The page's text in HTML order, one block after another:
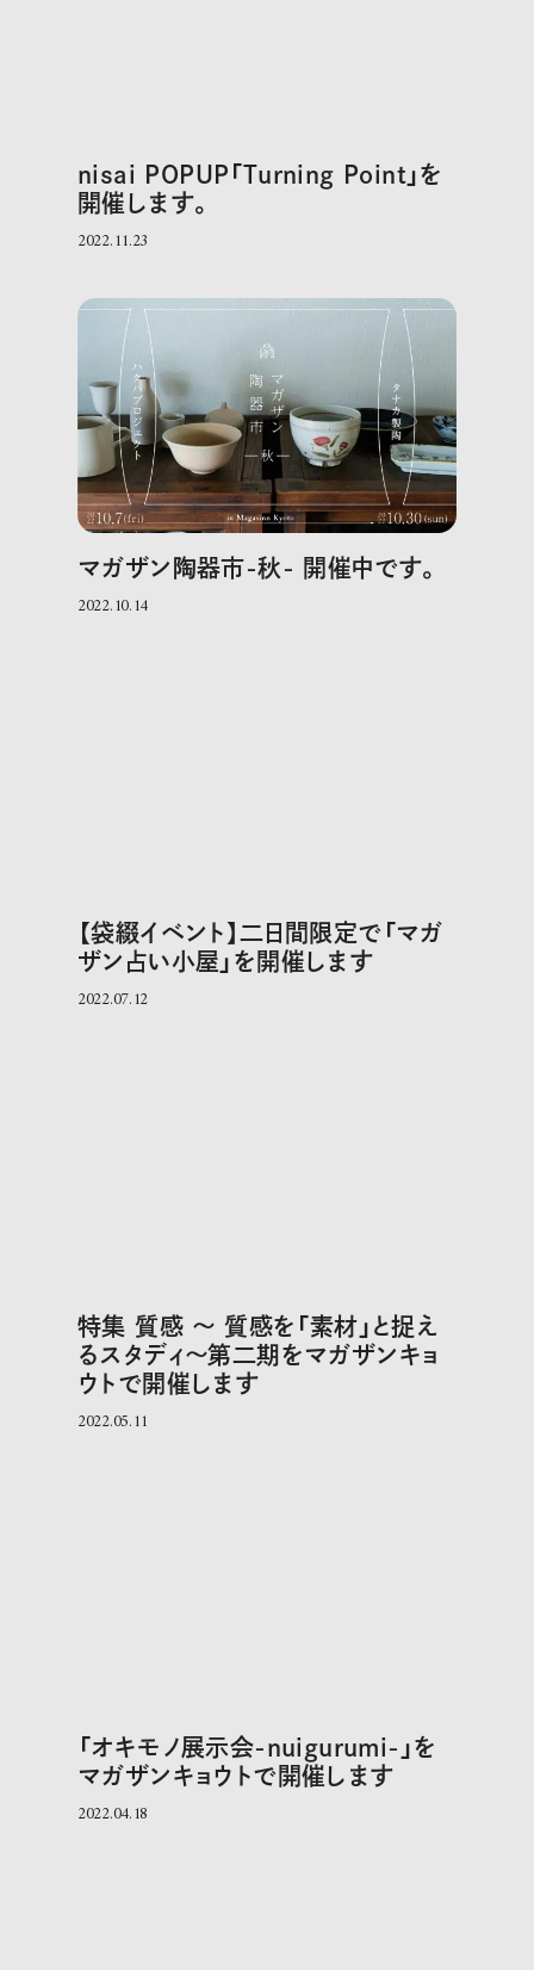
nisai POPUP「Turning Point」を
開催します。
2022.11.23
マガザン陶器市-秋- 開催中です。
2022.10.14
【袋綴イベント】二日間限定で「マガ
ザン占い小屋」を開催します
2022.07.12
特集 質感 〜 質感を「素材」と捉え
るスタディ〜第二期をマガザンキョ
ウトで開催します
2022.05.11
「オキモノ展示会-nuigurumi-」を
マガザンキョウトで開催します
2022.04.18